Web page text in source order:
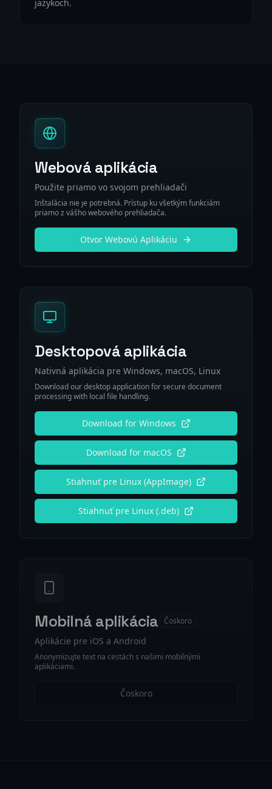
jazykoch.
Webová aplikácia
Použite priamo vo svojom prehliadači
Inštalácia nie je potrebná. Prístup ku všetkým funkciám
priamo z vášho webového prehliadača.
Otvor Webovú Aplikáciu
Desktopová aplikácia
Nativná aplikácia pre Windows, macOS, Linux
Download our desktop application for secure document
processing with local file handling.
Download for Windows
Download for macOS
Stiahnuť pre Linux (AppImage)
Stiahnuť pre Linux (.deb)
Mobilná aplikácia Čoskoro
Aplikácie pre iOS a Android
Anonymizujte text na cestách s našimi mobilnými
aplikáciami.
Čoskoro